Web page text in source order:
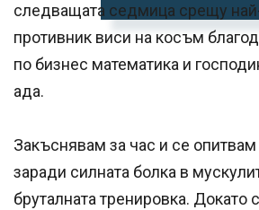
следващата седмица срещу
противник виси на косъм
по бизнес математика и
ада.
Закъснявам за час и се
заради силната болка в
бруталната тренировка. Докато